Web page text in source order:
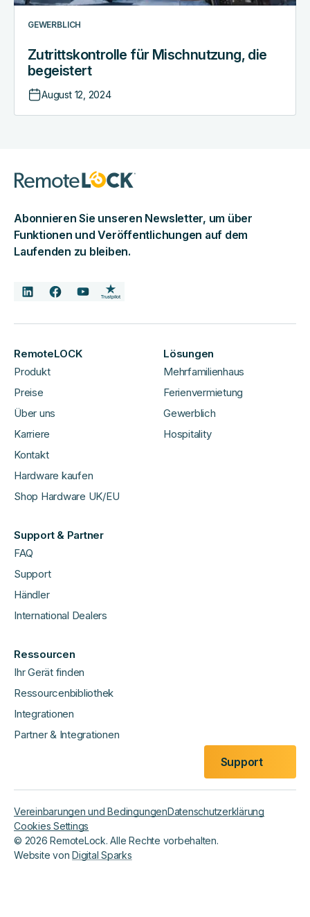
GEWERBLICH
Zutrittskontrolle für Mischnutzung, die
begeistert
August 12, 2024
Abonnieren Sie unseren Newsletter, um über
Funktionen und Veröffentlichungen auf dem
Laufenden zu bleiben.
RemoteLOCK
Produkt
Preise
Über uns
Karriere
Kontakt
Hardware kaufen
Shop Hardware UK/EU
Lösungen
Mehrfamilienhaus
Ferienvermietung
Gewerblich
Hospitality
Support & Partner
FAQ
Support
Händler
International Dealers
Ressourcen
Ihr Gerät finden
Ressourcenbibliothek
Integrationen
Partner & Integrationen
Support
© 2026 RemoteLock. Alle Rechte vorbehalten.
Vereinbarungen und BedingungenDatenschutzerklärung
Cookies Settings
Website vonDigital Sparks